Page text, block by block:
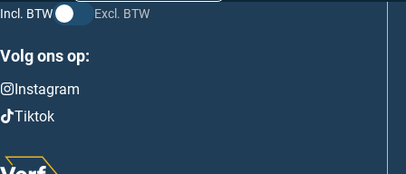
Incl. BTW Excl. BTW
Volg ons op:
Instagram
Tiktok